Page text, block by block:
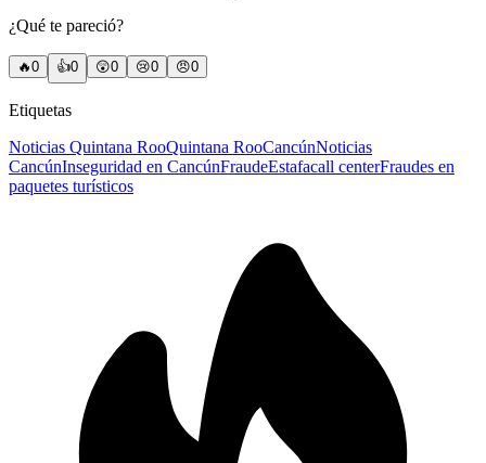
¿Qué te pareció?
🔥0 👍0 😲0 😢0 😠0
Etiquetas
Noticias Quintana RooQuintana RooCancúnNoticias
CancúnInseguridad en CancúnFraudeEstafacall centerFraudes en
paquetes turísticos